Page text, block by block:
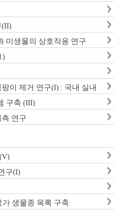
(II)
미생물의 상호작용 연구
이 제거 연구(I) : 국내 실내
구축 (III)
연구
구(I)
생물종 목록 구축